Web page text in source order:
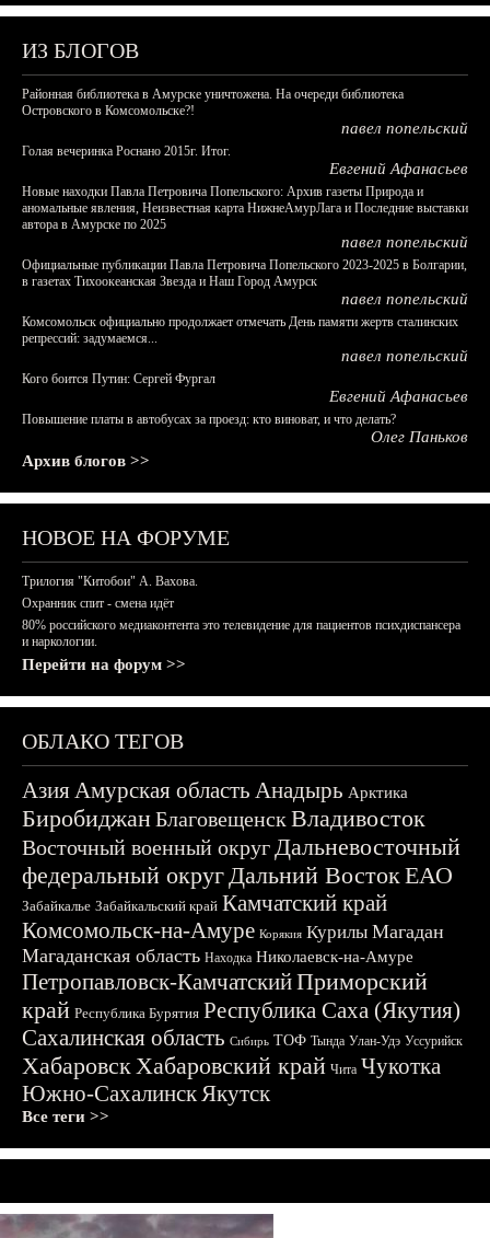
ИЗ БЛОГОВ
Районная библиотека в Амурске уничтожена. На очереди библиотека
Островского в Комсомольске?!
павел попельский
Голая вечеринка Роснано 2015г. Итог.
Евгений Афанасьев
Новые находки Павла Петровича Попельского: Архив газеты Природа и
аномальные явления, Неизвестная карта НижнеАмурЛага и Последние выставки
автора в Амурске по 2025
павел попельский
Официальные публикации Павла Петровича Попельского 2023-2025 в Болгарии,
в газетах Тихоокеанская Звезда и Наш Город Амурск
павел попельский
Комсомольск официально продолжает отмечать День памяти жертв сталинских
репрессий: задумаемся...
павел попельский
Кого боится Путин: Сергей Фургал
Евгений Афанасьев
Повышение платы в автобусах за проезд: кто виноват, и что делать?
Олег Паньков
Архив блогов >>
НОВОЕ НА ФОРУМЕ
Трилогия "Китобои" А. Вахова.
Охранник спит - смена идёт
80% российского медиаконтента это телевидение для пациентов психдиспансера
и наркологии.
Перейти на форум >>
ОБЛАКО ТЕГОВ
АзияАмурская область Анадырь Арктика
БиробиджанБлаговещенскВладивосток
Восточный военный округДальневосточный
федеральный округДальний ВостокЕАО
Забайкалье Забайкальский край Камчатский край
Комсомольск-на-Амуре Корякия Курилы Магадан
Магаданская область Находка Николаевск-на-Амуре
Петропавловск-КамчатскийПриморский
край Республика Бурятия Республика Саха (Якутия)
Сахалинская область Сибирь ТОФ Тында Улан-Удэ Уссурийск
ХабаровскХабаровский край Чита Чукотка
Южно-СахалинскЯкутск
Все теги >>